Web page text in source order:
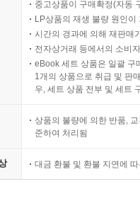
중고상품이 구매확정(자동
LP상품의 재생 불량 원인
시간의 경과에 의해 재판매
전자상거래 등에서의 소비
eBook 세트 상품은 일괄 구
1개의 상품으로 취급 및 판
우, 세트 상품 전부 및 세트
상품의 불량에 의한 반품,
준하여 처리됨
대금 환불 및 환불 지연에